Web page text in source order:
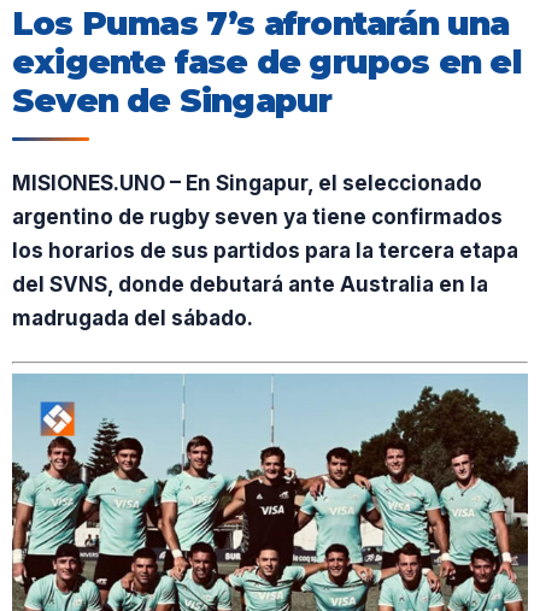
Los Pumas 7’s afrontarán una
exigente fase de grupos en el
Seven de Singapur
MISIONES.UNO – En Singapur, el seleccionado
argentino de rugby seven ya tiene confirmados
los horarios de sus partidos para la tercera etapa
del SVNS, donde debutará ante Australia en la
madrugada del sábado.